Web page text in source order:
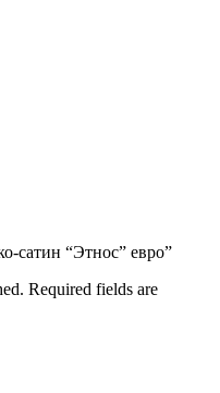
сатин “Этнос” евро”
Required fields are